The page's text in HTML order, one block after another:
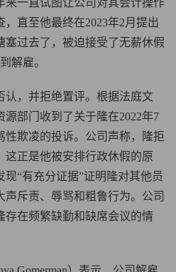
来一直试图让公司对其会计操作
直至他最终在2023年2月提出
塞过去了，被迫接受了无薪休假
解雇。
认，并拒绝置评。根据法庭文
部门收到了关于隆在2022年7
性欺凌的投诉。公司声称，隆拒
正是他被安排行政休假的原
“有充分证据”证明隆对其他员
斥责、辱骂和粗鲁行为。公司
存在频繁缺勤和缺席会议的情